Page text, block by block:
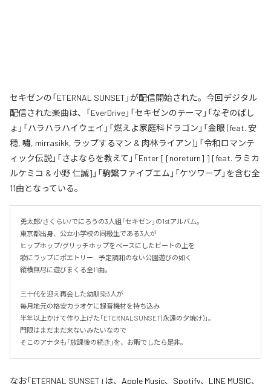
セキゼンの「ETERNAL SUNSET」が配信開始された。今回デジタル
配信された楽曲は、「EverDrive」「セキゼンのテーマ」「なぞのばし
ょ」「ハラハラハイウェイ」「燃えよ家庭科ドラゴン」「金眼 (feat. 安
穏, 嘯, mirrasikk, ラップするマン & 肉林ライアン)」「令和ロマンテ
ィック伝説」「さよならを教えて」「Enter [ [noreturn] ] [feat. ラミカ
ルケミコ & 小野 仁誠]」「駒繋ファイブエム」「ケツワープ」を含む全
11曲となっている。
勇太郎/さくらい/でにろうの3人組「セキゼン」の1stアルバム。
東京都出身、公立小学校の同級生である3人が
ヒップホップ/グリッチホップをベースにしたビートの上を
歌にラップにポエトリー…予定調和のない公園遊びの如く
縦横無尽に遊びまくる全11曲。
三十代を迎え再会した幼馴染3人が
毎月地元の格安カラオケに録音機材を持ち込み
半年以上かけて作り上げた「ETERNAL SUNSET(永遠の夕焼け)」。
門限はまだまだ来ないみたいなので
そこのアナタも「放課後の続き」を、お暇でしたら是非。
なお「ETERNAL SUNSET 」は、 Apple Music、 Spotify、 LINE MUSIC、